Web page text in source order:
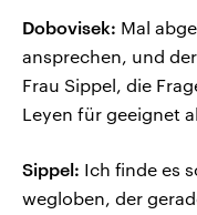
Dobovisek: Mal
ansprechen, und
Frau Sippel, die
Leyen für geeignet
Sippel: Ich finde es
wegloben, der